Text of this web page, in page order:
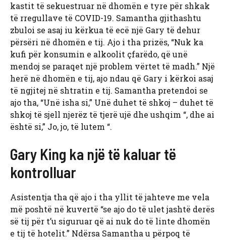
kastit të sekuestruar në dhomën e tyre për shkak
të rregullave të COVID-19. Samantha gjithashtu
zbuloi se asaj iu kërkua të ecë një Gary të dehur
përsëri në dhomën e tij. Ajo i tha prizës, “Nuk ka
kufi për konsumin e alkoolit çfarëdo, që unë
mendoj se paraqet një problem vërtet të madh.” Një
herë në dhomën e tij, ajo ndau që Gary i kërkoi asaj
të ngjitej në shtratin e tij. Samantha pretendoi se
ajo tha, “Unë isha si,” Unë duhet të shkoj – duhet të
shkoj të sjell njerëz të tjerë ujë dhe ushqim “, dhe ai
është si,” Jo, jo, të lutem “.
Gary King ka një të kaluar të
kontrolluar
Asistentja tha që ajo i tha yllit të jahteve me vela
më poshtë në kuvertë “se ajo do të ulet jashtë derës
së tij për t’u siguruar që ai nuk do të linte dhomën
e tij të hotelit.” Ndërsa Samantha u përpoq të